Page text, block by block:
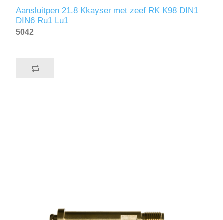
Aansluitpen 21.8 Kkayser met zeef RK K98 DIN1
DIN6 Ru1 Lu1
5042